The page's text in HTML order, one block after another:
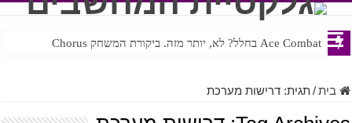
Ace Combat בחלל? לא, יותר מזה. ביקורת המשחק Chorus
Steven Universe והשירים שתורגמו בצורה נוראית לעברית
בית/תגית:דרישות מערכת